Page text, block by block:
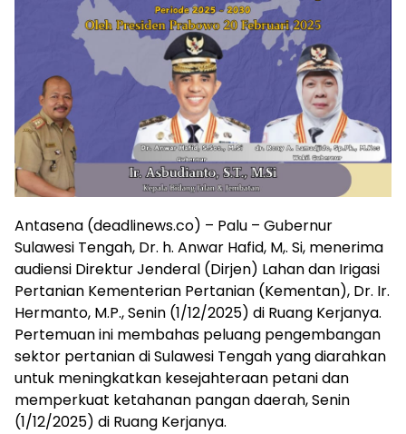
Antasena (deadlinews.co) – Palu – Gubernur
Sulawesi Tengah, Dr. h. Anwar Hafid, M,. Si, menerima
audiensi Direktur Jenderal (Dirjen) Lahan dan Irigasi
Pertanian Kementerian Pertanian (Kementan), Dr. Ir.
Hermanto, M.P., Senin (1/12/2025) di Ruang Kerjanya.
Pertemuan ini membahas peluang pengembangan
sektor pertanian di Sulawesi Tengah yang diarahkan
untuk meningkatkan kesejahteraan petani dan
memperkuat ketahanan pangan daerah, Senin
(1/12/2025) di Ruang Kerjanya.